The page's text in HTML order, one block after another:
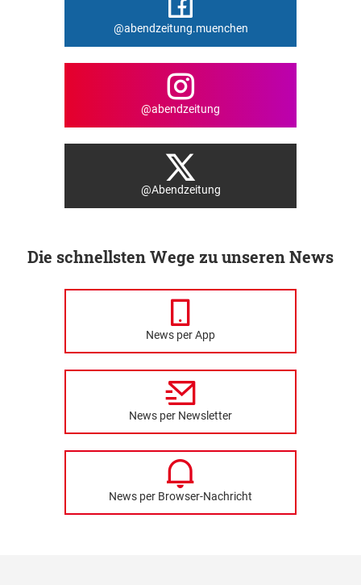
@abendzeitung.muenchen
@abendzeitung
@Abendzeitung
Die schnellsten Wege zu unseren News
News per App
News per Newsletter
News per Browser-Nachricht